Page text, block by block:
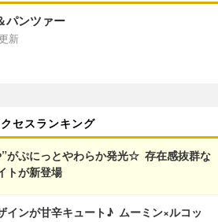
パンツァー
新
セスランキング
”がぷにっとやわらか発光☆ 存在感抜群な
トが新登場
インが甘辛キュート♪ ムーミン×ルコッ